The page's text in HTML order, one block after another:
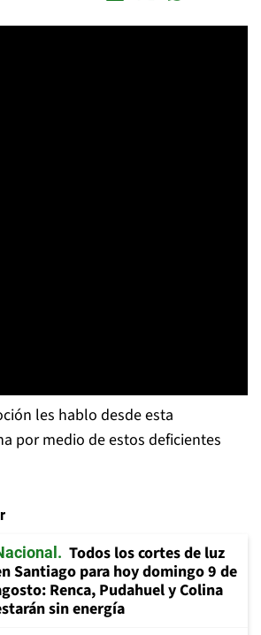
les hablo desde esta
por medio de estos deficientes
Todos los cortes de luz
Santiago para hoy domingo 9 de
Renca, Pudahuel y Colina
sin energía